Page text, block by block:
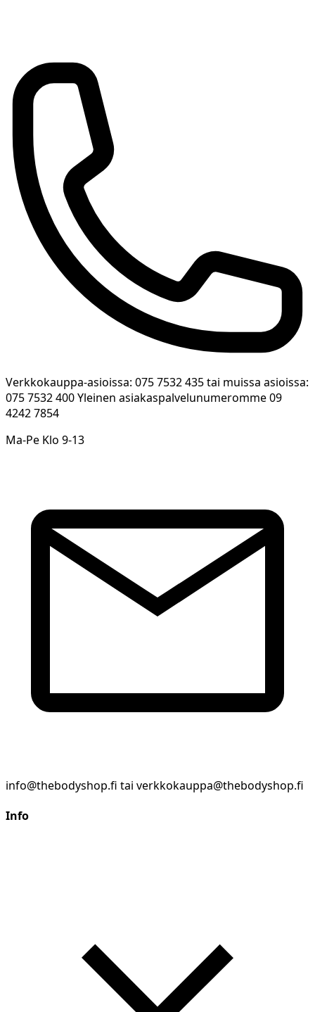
Verkkokauppa-asioissa: 075 7532 435 tai muissa asioissa:
075 7532 400 Yleinen asiakaspalvelunumeromme 09
4242 7854
Ma-Pe Klo 9-13
info@thebodyshop.fi tai verkkokauppa@thebodyshop.fi
Info